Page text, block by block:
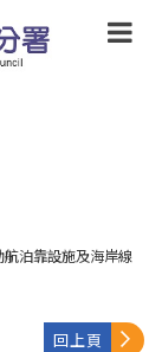
泊靠設施及海岸線
回上頁